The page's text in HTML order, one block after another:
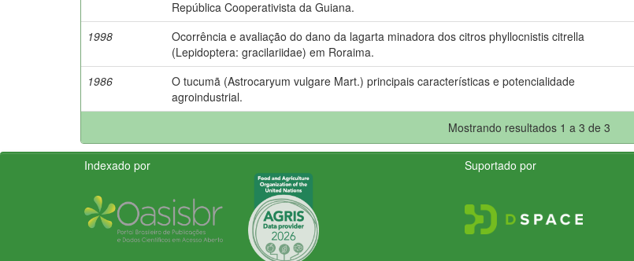
República Cooperativista da Guiana.
1998
Ocorrência e avaliação do dano da lagarta minadora dos citros phyllocnistis citrella
(Lepidoptera: gracilariidae) em Roraima.
1986
O tucumã (Astrocaryum vulgare Mart.) principais características e potencialidade
agroindustrial.
Mostrando resultados 1 a 3 de 3
Indexado por Suportado por